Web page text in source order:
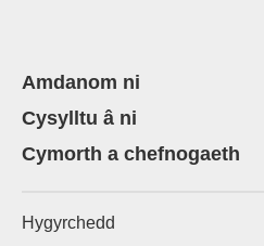
Amdanom ni
Cysylltu â ni
Cymorth a chefnogaeth
Hygyrchedd